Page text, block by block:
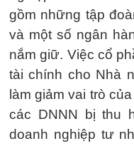
gồm những tập
và một số ngân
nắm giữ. Việc cổ
tài chính cho Nhà
làm giảm vai trò
các DNNN bị thu
doanh nghiệp tư